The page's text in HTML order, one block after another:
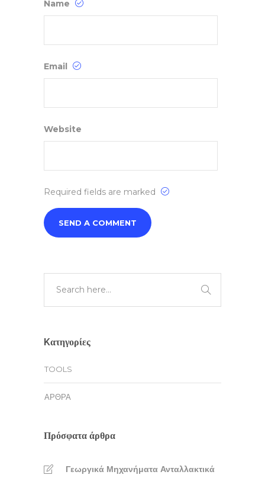
Name
Email
Website
Required fields are marked
Kατηγορίες
TOOLS
ΆΡΘΡΑ
Πρόσφατα άρθρα
Γεωργικά Μηχανήματα Ανταλλακτικά